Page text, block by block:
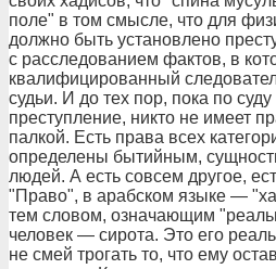
поле" в том смысле, что для
должно быть установлено
с расследованием фактов, в
квалифицированный
судьи. И до тех пор, пока по
преступление, никто не имеет
палкой. Есть права всех
определены бытийным,
людей. А есть совсем другое,
"Право", в арабском языке —
тем словом, означающим
человек — сирота. Это его
не смей трогать то, что ему